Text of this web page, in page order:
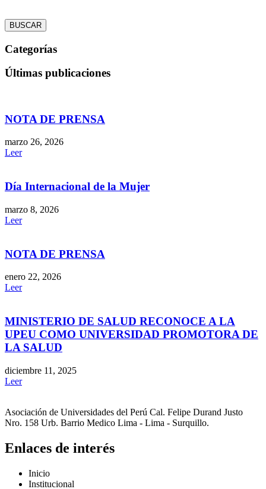
BUSCAR
Categorías
Últimas publicaciones
NOTA DE PRENSA
marzo 26, 2026
Leer
Día Internacional de la Mujer
marzo 8, 2026
Leer
NOTA DE PRENSA
enero 22, 2026
Leer
MINISTERIO DE SALUD RECONOCE A LA
UPEU COMO UNIVERSIDAD PROMOTORA DE
LA SALUD
diciembre 11, 2025
Leer
Asociación de Universidades del Perú Cal. Felipe Durand Justo
Nro. 158 Urb. Barrio Medico Lima - Lima - Surquillo.
Enlaces de interés
Inicio
Institucional